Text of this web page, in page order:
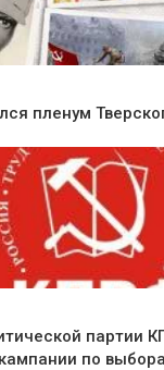
пленум
партии
по